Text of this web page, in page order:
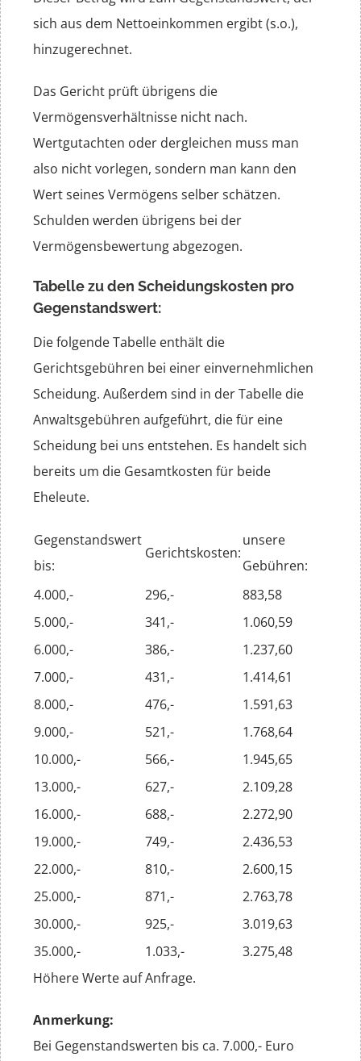
sich aus dem Nettoeinkommen ergibt (s.o.),
hinzugerechnet.
Das Gericht prüft übrigens die
Vermögensverhältnisse nicht nach.
Wertgutachten oder dergleichen muss man
also nicht vorlegen, sondern man kann den
Wert seines Vermögens selber schätzen.
Schulden werden übrigens bei der
Vermögensbewertung abgezogen.
Tabelle zu den Scheidungskosten pro
Gegenstandswert:
Die folgende Tabelle enthält die
Gerichtsgebühren bei einer einvernehmlichen
Scheidung. Außerdem sind in der Tabelle die
Anwaltsgebühren aufgeführt, die für eine
Scheidung bei uns entstehen. Es handelt sich
bereits um die Gesamtkosten für beide
Eheleute.
Gegenstandswert
bis:
Gerichtskosten:
unsere
Gebühren:
4.000,-
296,-
883,58
5.000,-
341,-
1.060,59
6.000,-
386,-
1.237,60
7.000,-
431,-
1.414,61
8.000,-
476,-
1.591,63
9.000,-
521,-
1.768,64
10.000,-
566,-
1.945,65
13.000,-
627,-
2.109,28
16.000,-
688,-
2.272,90
19.000,-
749,-
2.436,53
22.000,-
810,-
2.600,15
25.000,-
871,-
2.763,78
30.000,-
925,-
3.019,63
35.000,-
1.033,-
3.275,48
Höhere Werte auf Anfrage.
Anmerkung:
Bei Gegenstandswerten bis ca. 7.000,- Euro